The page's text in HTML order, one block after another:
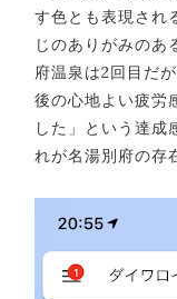
す色とも表現され
じのありがみのあ
府温泉は2回目だ
後の心地よい疲労
した」という達成
れが名湯別府の存